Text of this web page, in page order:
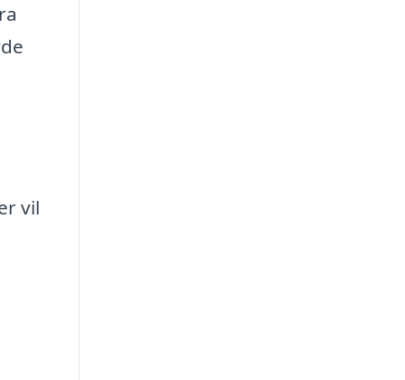
vil